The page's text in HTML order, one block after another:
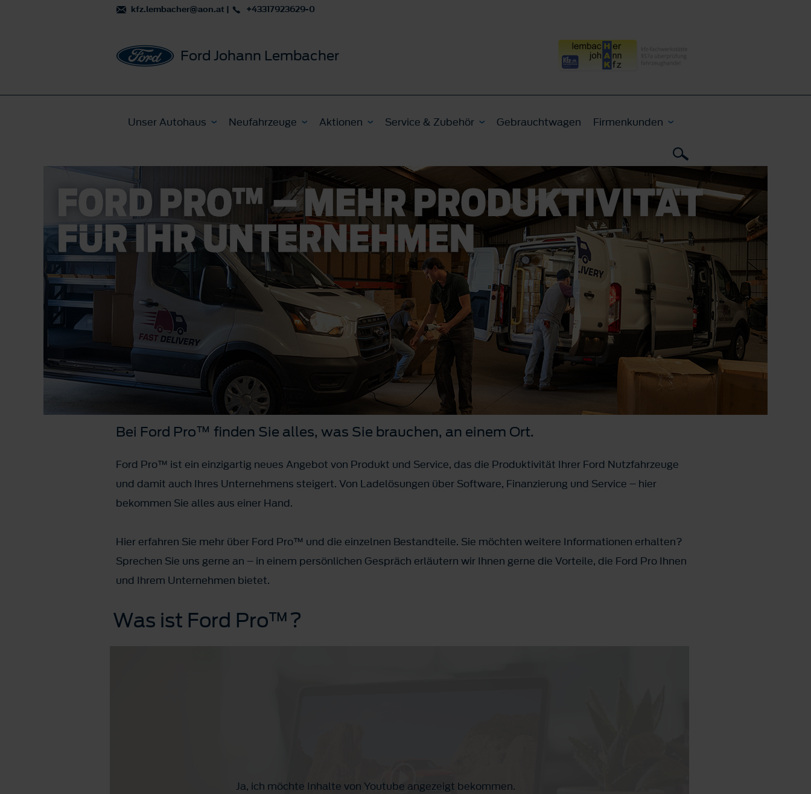
kfz.lembacher@aon.at | +43317923629-0
Ford Johann Lembacher
Unser Autohaus Neufahrzeuge Aktionen Service & Zubehör Gebrauchtwagen Firmenkunden
Bei Ford Pro™ finden Sie alles, was Sie brauchen, an einem Ort.
Ford Pro™ ist ein einzigartig neues Angebot von Produkt und Service, das die Produktivität Ihrer Ford Nutzfahrzeuge
und damit auch Ihres Unternehmens steigert. Von Ladelösungen über Software, Finanzierung und Service – hier
bekommen Sie alles aus einer Hand.
Hier erfahren Sie mehr über Ford Pro™ und die einzelnen Bestandteile. Sie möchten weitere Informationen erhalten?
Sprechen Sie uns gerne an – in einem persönlichen Gespräch erläutern wir Ihnen gerne die Vorteile, die Ford Pro Ihnen
und Ihrem Unternehmen bietet.
Was ist Ford Pro™?
Ja, ich möchte Inhalte von Youtube angezeigt bekommen.